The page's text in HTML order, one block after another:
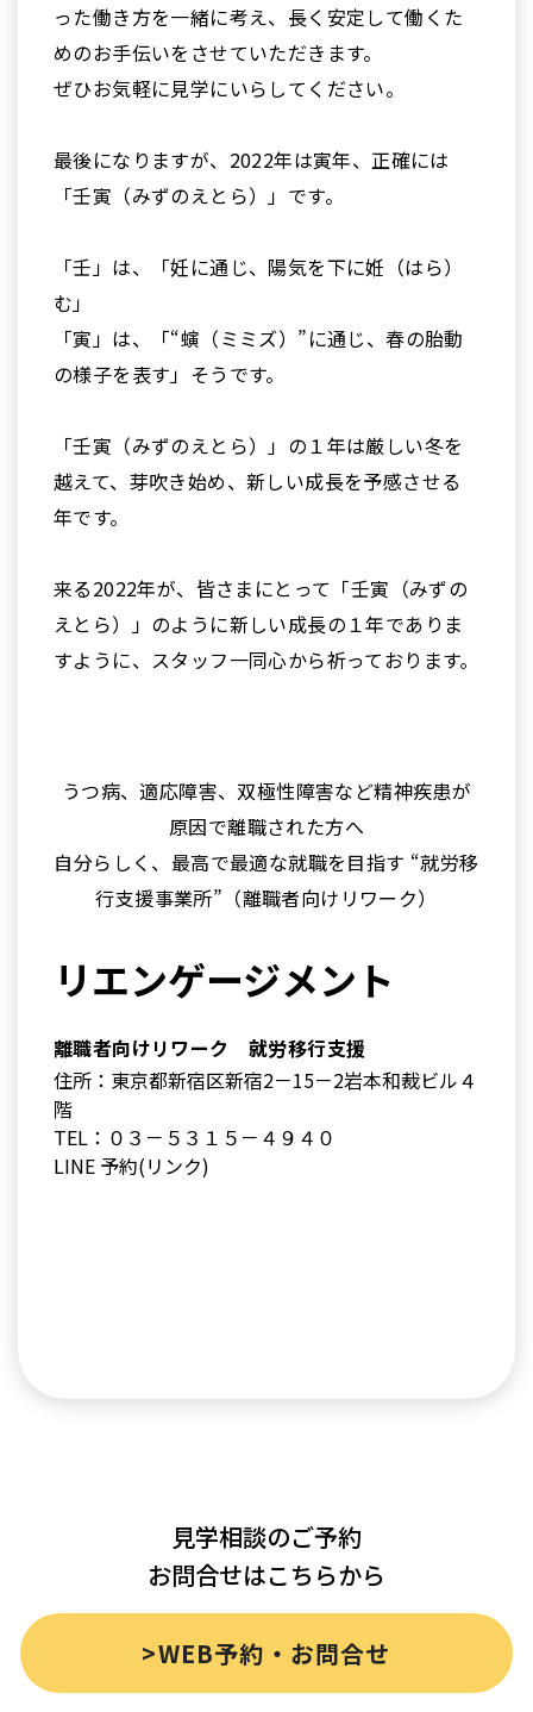
った働き方を一緒に考え、長く安定して働くた
めのお手伝いをさせていただきます。
ぜひお気軽に見学にいらしてください。
最後になりますが、2022年は寅年、正確には
「壬寅（みずのえとら）」です。
「壬」は、「妊に通じ、陽気を下に姙（はら）
む」
「寅」は、「“螾（ミミズ）”に通じ、春の胎動
の様子を表す」そうです。
「壬寅（みずのえとら）」の１年は厳しい冬を
越えて、芽吹き始め、新しい成長を予感させる
年です。
来る2022年が、皆さまにとって「壬寅（みずの
えとら）」のように新しい成長の１年でありま
すように、スタッフ一同心から祈っております。
うつ病、適応障害、双極性障害など精神疾患が
原因で離職された方へ
自分らしく、最高で最適な就職を目指す “就労移
行支援事業所”（離職者向けリワーク）
リエンゲージメント
離職者向けリワーク 就労移行支援
住所：東京都新宿区新宿2－15－2岩本和裁ビル４
階
TEL：０３－５３１５－４９４０
LINE 予約(リンク)
見学相談のご予約
お問合せはこちらから
>WEB予約・お問合せ